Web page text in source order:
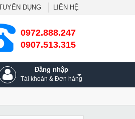
DỤNG LIÊN HỆ
0972.888.247
0907.513.315
Đăng nhập
Tài khoản & Đơn hàng